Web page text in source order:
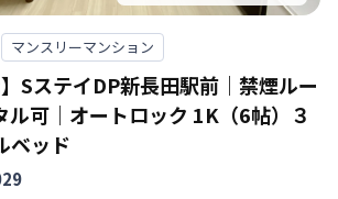
マンスリーマンション
】SステイDP新長田駅前｜禁煙ルー
ル可｜オートロック 1K（6帖）３
ベッド